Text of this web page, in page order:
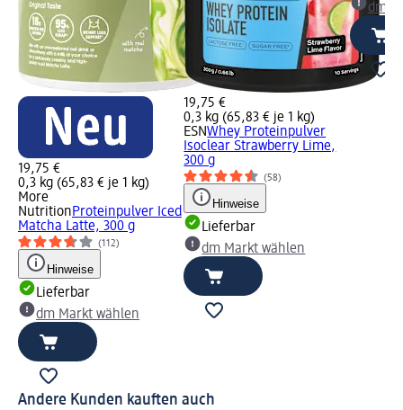
19,75 €
0,3 kg (65,83 € je 1 kg)
More
NutritionProteinpulver Iced
Matcha Latte, 300 g
(112)
Hinweise
Lieferbar
dm Markt wählen
19,75 €
0,3 kg (65,83 € je 1 kg)
ESNWhey Proteinpulver
Isoclear Strawberry Lime,
300 g
(58)
Hinweise
Lieferbar
dm Markt wählen
dm
Andere Kunden kauften auch